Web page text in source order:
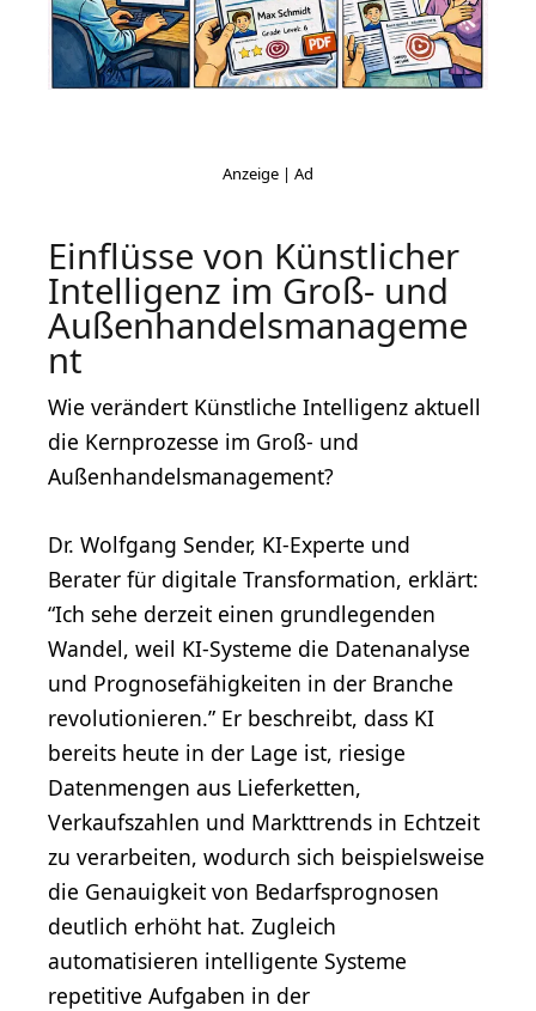
Einflüsse von Künstlicher
Intelligenz im Groß- und
Außenhandelsmanageme
nt
Wie verändert Künstliche Intelligenz aktuell
die Kernprozesse im Groß- und
Außenhandelsmanagement?
Dr. Wolfgang Sender, KI-Experte und
Berater für digitale Transformation, erklärt:
“Ich sehe derzeit einen grundlegenden
Wandel, weil KI-Systeme die Datenanalyse
und Prognosefähigkeiten in der Branche
revolutionieren.” Er beschreibt, dass KI
bereits heute in der Lage ist, riesige
Datenmengen aus Lieferketten,
Verkaufszahlen und Markttrends in Echtzeit
zu verarbeiten, wodurch sich beispielsweise
die Genauigkeit von Bedarfsprognosen
deutlich erhöht hat. Zugleich
automatisieren intelligente Systeme
repetitive Aufgaben in der